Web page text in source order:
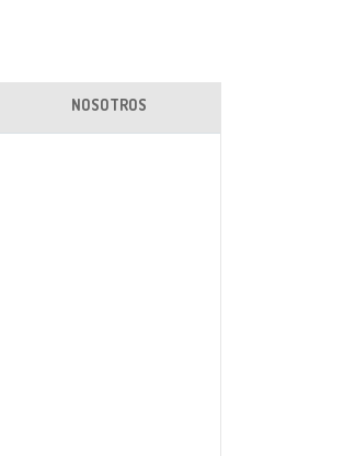
NOSOTROS